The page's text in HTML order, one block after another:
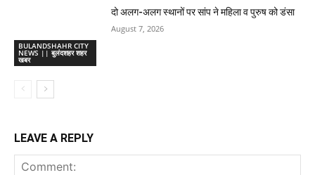
BULANDSHAHR CITY
NEWS || बुलंदशहर शहर
खबर
दो अलग-अलग स्थानों पर सांप ने महिला व पुरुष को डंसा
August 7, 2026
LEAVE A REPLY